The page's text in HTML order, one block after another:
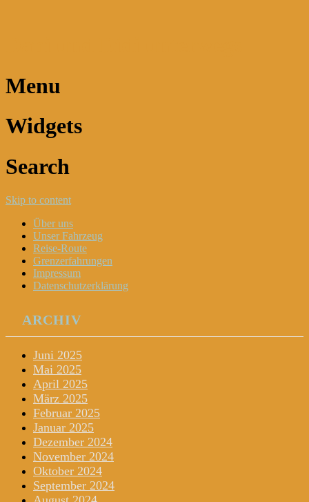
Menu
Widgets
Search
Skip to content
Über uns
Unser Fahrzeug
Reise-Route
Grenzerfahrungen
Impressum
Datenschutzerklärung
ARCHIV
Juni 2025
Mai 2025
April 2025
März 2025
Februar 2025
Januar 2025
Dezember 2024
November 2024
Oktober 2024
September 2024